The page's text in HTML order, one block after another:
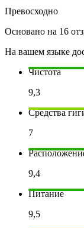
Превосходно
Основано на 16
На вашем языке
Чистота
9,3
Средства
7
9,4
Питание
9,5